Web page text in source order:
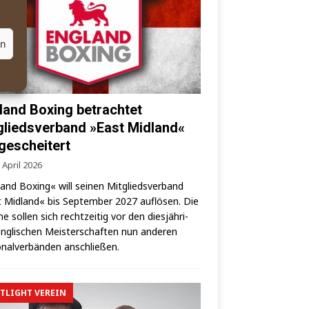
Boxing betrachtet
»East Midland«
April 2026
Boxing« will sei­nen Mit­glieds­ver­band
Mid­land« bis Sep­tem­ber 2027 auf­lö­sen. Die
sol­len sich recht­zei­tig vor den dies­jäh­ri­
Meis­ter­schaf­ten nun ande­ren
anschließen.
VEREIN